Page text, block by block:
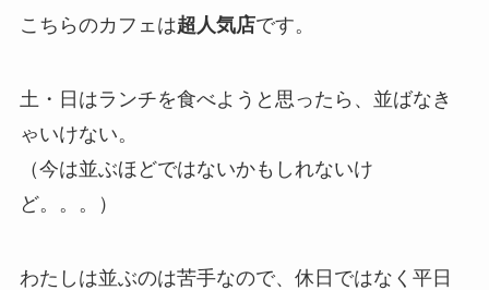
こちらのカフェは超人気店です。
土・日はランチを食べようと思ったら、並ばなき
ゃいけない。
（今は並ぶほどではないかもしれないけ
ど。。。）
わたしは並ぶのは苦手なので、休日ではなく平日